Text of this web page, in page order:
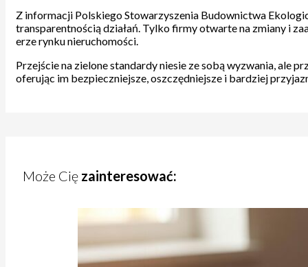
Z informacji Polskiego Stowarzyszenia Budownictwa
transparentnością działań. Tylko firmy otwarte na zmiany i
erze rynku nieruchomości.
Przejście na zielone standardy niesie ze sobą wyzwania, ale
oferując im bezpieczniejsze, oszczędniejsze i bardziej
Może Cię zainteresować: